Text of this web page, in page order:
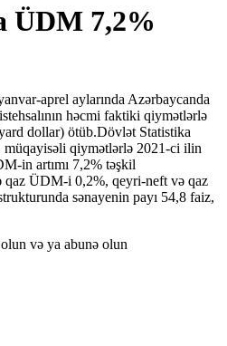
ÜDM 7,2%
aprel aylarında Azərbaycanda
həcmi faktiki qiymətlərlə
dollar) ötüb.Dövlət Statistika
müqayisəli qiymətlərlə 2021-ci ilin
in artımı 7,2% təşkil
qaz ÜDM-i 0,2%, qeyri-neft və qaz
sənayenin payı 54,8 faiz,
və ya abunə olun